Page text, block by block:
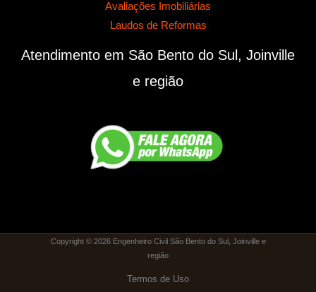
Avaliações Imobiliárias
Laudos de Reformas
Atendimento em São Bento do Sul, Joinville
e região
Copyright © 2026 Engenheiro Civil São Bento do Sul, Joinville e
região
Termos de Uso